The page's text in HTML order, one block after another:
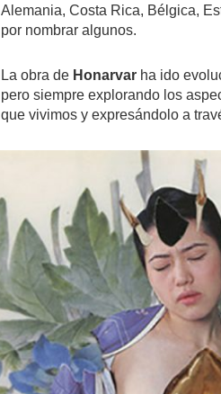
Alemania, Costa Rica, Bélgica,
por nombrar algunos.
La obra de Honarvar ha ido
pero siempre explorando los
que vivimos y expresándolo a